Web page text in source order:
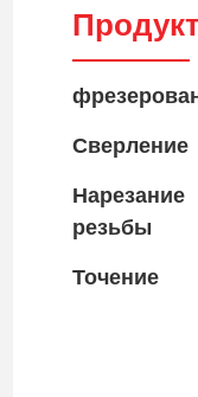
Продукт
Сверление
Нарезание
резьбы
Точение